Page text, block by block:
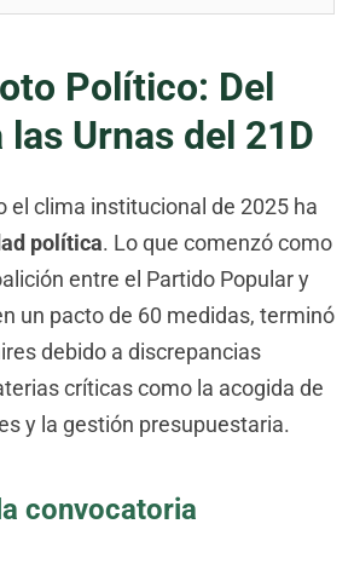
Político: Del
las Urnas del 21D
el clima institucional de 2025 ha
política. Lo que comenzó como
entre el Partido Popular y
un pacto de 60 medidas, terminó
debido a discrepancias
críticas como la acogida de
y la gestión presupuestaria.
convocatoria